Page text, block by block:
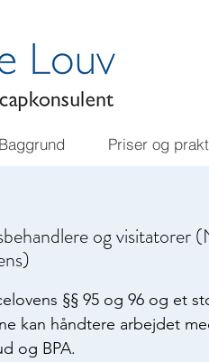
Baggrund Priser og
og visitatorer
§§ 95 og 96 og et
kan håndtere arbejdet
og BPA.